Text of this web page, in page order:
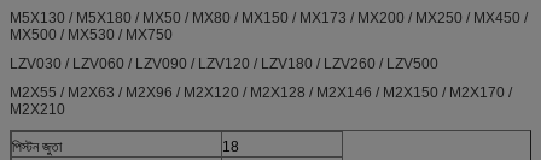
M5X130 / M5X180 / MX50 / MX80 / MX150 / MX173 / MX200 / MX250 / MX450 /
MX500 / MX530 / MX750
LZV030 / LZV060 / LZV090 / LZV120 / LZV180 / LZV260 / LZV500
M2X55 / M2X63 / M2X96 / M2X120 / M2X128 / M2X146 / M2X150 / M2X170 /
M2X210
পিস্টন জুতা
18